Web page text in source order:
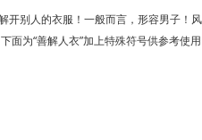
开别人的衣服！一般而言，形容男子！
面为“善解人衣”加上特殊符号供参考使